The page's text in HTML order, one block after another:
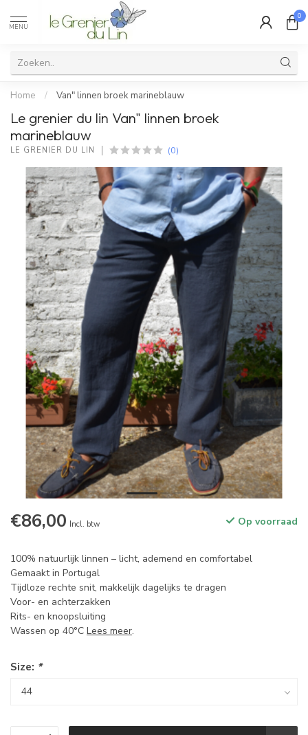
MENU
0
Home / Van" linnen broek marineblauw
Le grenier du lin Van" linnen broek
marineblauw
LE GRENIER DU LIN (0)
€86,00 Incl. btw Op voorraad
100% natuurlijk linnen – licht, ademend en comfortabel
Gemaakt in Portugal
Tijdloze rechte snit, makkelijk dagelijks te dragen
Voor- en achterzakken
Rits- en knoopsluiting
Wassen op 40°C Lees meer.
Size: *